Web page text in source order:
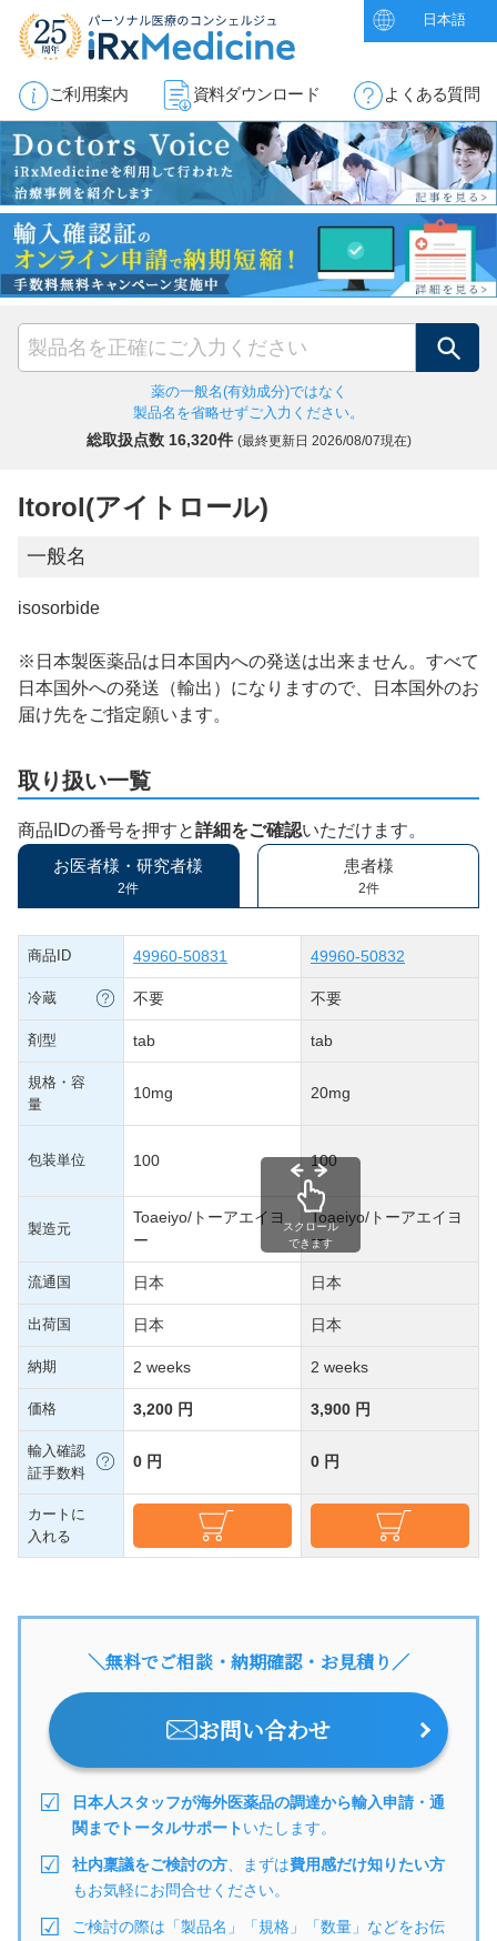
日本語
ご利用案内 資料ダウンロード よくある質問
検索
薬の一般名(有効成分)ではなく
製品名を省略せずご入力ください。
総取扱点数 16,320件 (最終更新日 2026/08/07現在)
Itorol(アイトロール)
一般名
isosorbide
※日本製医薬品は日本国内への発送は出来ません。すべて
日本国外への発送（輸出）になりますので、日本国外のお
届け先をご指定願います。
取り扱い一覧
商品IDの番号を押すと詳細をご確認いただけます。
お医者様・研究者様
2件
患者様
2件
商品ID 49960-50831 49960-50832
冷蔵 不要 不要
剤型 tab tab
規格・容
量
10mg 20mg
包装単位 100 100
製造元
Toaeiyo/トーアエイヨ
ー
Toaeiyo/トーアエイヨ
ー
流通国 日本 日本
出荷国 日本 日本
納期 2 weeks 2 weeks
価格 3,200 円 3,900 円
輸入確認
証手数料
0 円 0 円
カートに
入れる
スクロール
できます
＼無料でご相談・納期確認・お見積り／
お問い合わせ
日本人スタッフが海外医薬品の調達から輸入申請・通
関までトータルサポートいたします。
社内稟議をご検討の方 、まずは費用感だけ知りたい方
もお気軽にお問合せください。
ご検討の際は「製品名」「規格」「数量」などをお伝